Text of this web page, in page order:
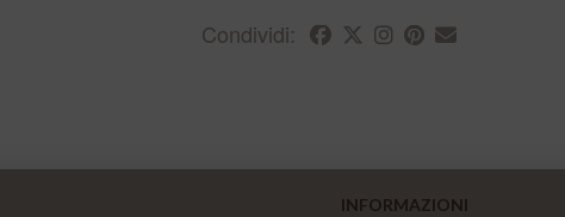
Condividi:
INFORMAZIONI